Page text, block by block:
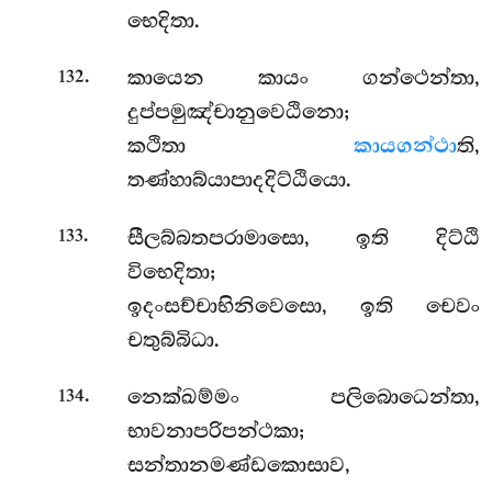
භෙදිතා.
132.
කායෙන කායං ගන්ථෙන්තා,
දුප්පමුඤ්චානුවෙඨිනො;
කථිතා කායගන්ථාති,
තණ්හාබ්යාපාදදිට්ඨියො.
133.
සීලබ්බතපරාමාසො, ඉති දිට්ඨි
විභෙදිතා;
ඉදංසච්චාභිනිවෙසො, ඉති චෙවං
චතුබ්බිධා.
134.
නෙක්ඛම්මං පලිබොධෙන්තා,
භාවනාපරිපන්ථකා;
සන්තානමණ්ඩකොසාව,